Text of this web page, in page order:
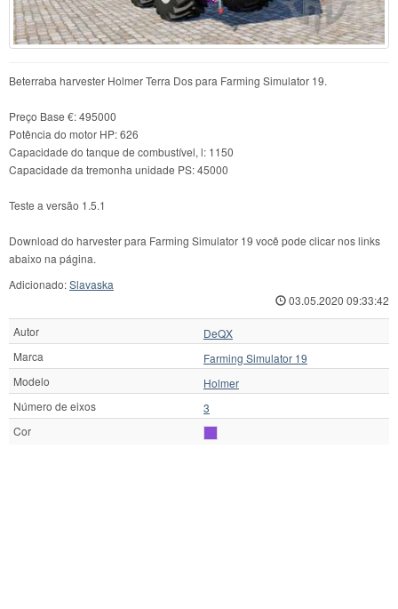
Beterraba harvester Holmer Terra Dos para Farming Simulator 19.
Preço Base €: 495000
Potência do motor HP: 626
Capacidade do tanque de combustível, l: 1150
Capacidade da tremonha unidade PS: 45000
Teste a versão 1.5.1
Download do harvester para Farming Simulator 19 você pode clicar nos links
abaixo na página.
Adicionado:Slavaska
03.05.2020 09:33:42
Autor
DeQX
Marca
Farming Simulator 19
Modelo
Holmer
Número de eixos
3
Cor